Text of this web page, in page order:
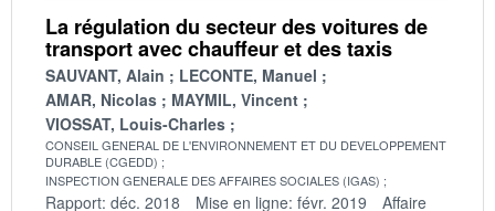
La régulation du secteur des voitures de
transport avec chauffeur et des taxis
SAUVANT, Alain
LECONTE, Manuel
AMAR, Nicolas
MAYMIL, Vincent
VIOSSAT, Louis-Charles
CONSEIL GENERAL DE L'ENVIRONNEMENT ET DU DEVELOPPEMENT
DURABLE (CGEDD)
INSPECTION GENERALE DES AFFAIRES SOCIALES (IGAS)
Rapport: déc. 2018 Mise en ligne: févr. 2019
Affaire